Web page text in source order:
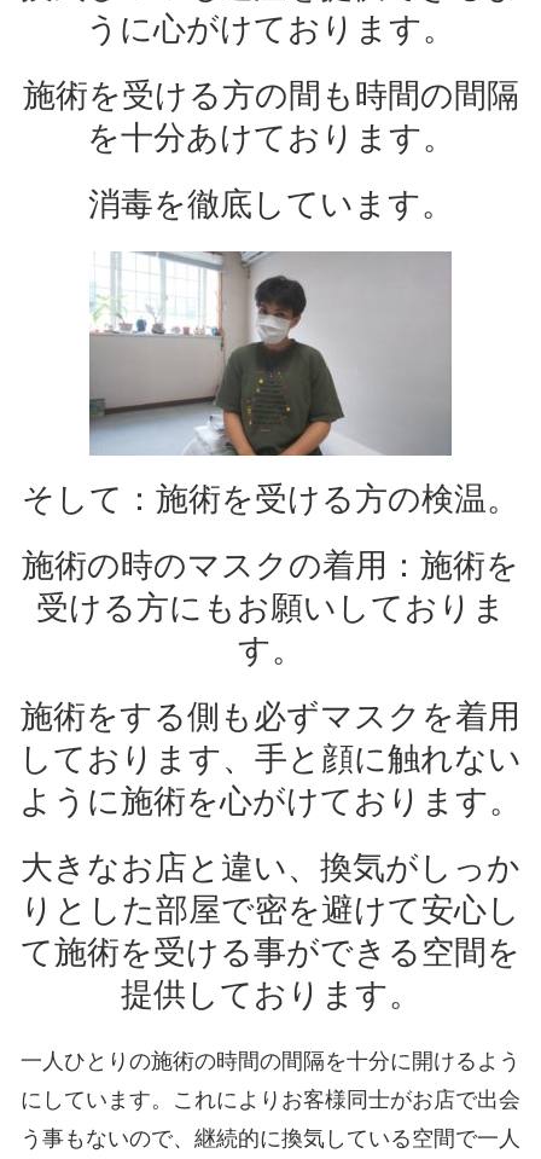
うに心がけております。
施術を受ける方の間も時間の間隔
を十分あけております。
消毒を徹底しています。
そして：施術を受ける方の検温。
施術の時のマスクの着用：施術を
受ける方にもお願いしておりま
す。
施術をする側も必ずマスクを着用
しております、手と顔に触れない
ように施術を心がけております。
大きなお店と違い、換気がしっか
りとした部屋で密を避けて安心し
て施術を受ける事ができる空間を
提供しております。
一人ひとりの施術の時間の間隔を十分に開けるよう
にしています。これによりお客様同士がお店で出会
う事もないので、継続的に換気している空間で一人